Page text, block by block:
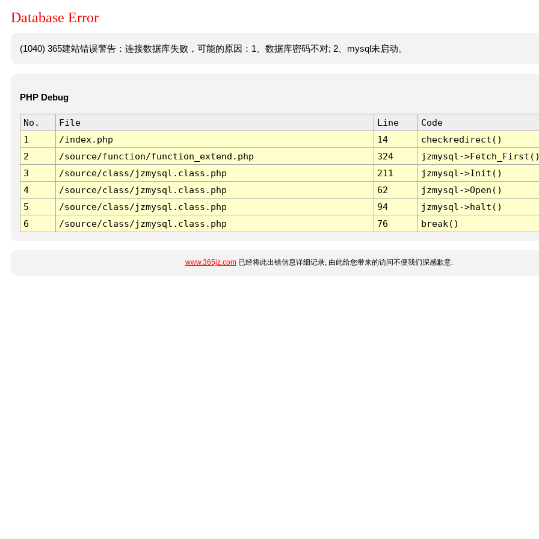
Database Error
(1040) 365建站错误警告：连接数据库失败，可能的原因：1、数据库密码不对; 2、mysql未启动。
PHP Debug
No. File Line
Code
1
/index.php 14
checkredirect()
2
/source/function/function_extend.php 324
jzmysql-
3
/source/class/jzmysql.class.php 211
jzmysql->Init()
4
/source/class/jzmysql.class.php 62
jzmysql->Open()
5
/source/class/jzmysql.class.php 94
jzmysql->halt()
6
/source/class/jzmysql.class.php 76 break()
www.365jz.com已经将此出错信息详细记录, 由此给您带来的访问不便我们深感歉意.